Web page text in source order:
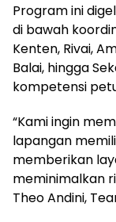
Program ini
di bawah
Kenten, Rivai,
Balai, hingga
kompetensi
“Kami ingin
lapangan
memberikan
meminimalkan
Theo Andini,